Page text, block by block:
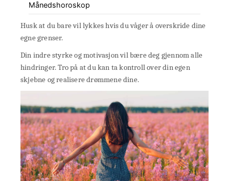
Månedshoroskop
Husk at du bare vil lykkes hvis du våger å overskride dine
egne grenser.
Din indre styrke og motivasjon vil bære deg gjennom alle
hindringer. Tro på at du kan ta kontroll over din egen
skjebne og realisere drømmene dine.